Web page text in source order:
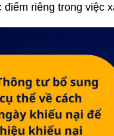
riêng trong việc